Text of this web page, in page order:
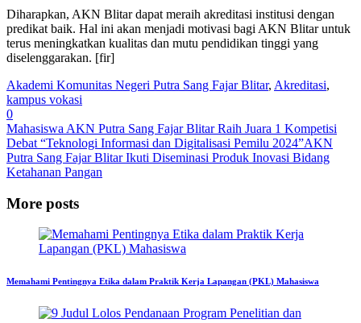
Diharapkan, AKN Blitar dapat meraih akreditasi institusi dengan
predikat baik. Hal ini akan menjadi motivasi bagi AKN Blitar untuk
terus meningkatkan kualitas dan mutu pendidikan tinggi yang
diselenggarakan. [fir]
Akademi Komunitas Negeri Putra Sang Fajar Blitar, Akreditasi,
kampus vokasi
0
Mahasiswa AKN Putra Sang Fajar Blitar Raih Juara 1 Kompetisi
Debat “Teknologi Informasi dan Digitalisasi Pemilu 2024”AKN
Putra Sang Fajar Blitar Ikuti Diseminasi Produk Inovasi Bidang
Ketahanan Pangan
More posts
Memahami Pentingnya Etika dalam Praktik Kerja Lapangan (PKL) Mahasiswa